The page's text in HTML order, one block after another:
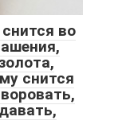
во
снится